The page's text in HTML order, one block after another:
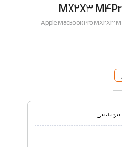
MX2X3
Apple MacBook Pro MX2X3
- مهندسی